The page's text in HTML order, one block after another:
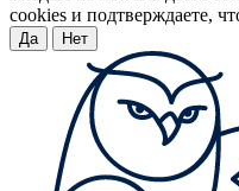
cookies и подтверждаете,
Да Нет